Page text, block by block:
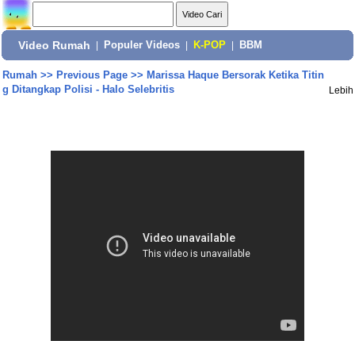
Video Rumah Populer Videos K-POP BBM
Rumah>> Previous Page>> Marissa Haque Bersorak Ketika Titin
g Ditangkap Polisi - Halo Selebritis
Lebih